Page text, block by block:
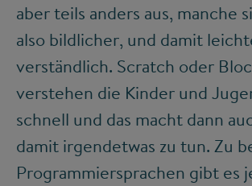
aber teils anders aus, manche
also bildlicher, und damit
verständlich. Scratch oder
verstehen die Kinder und
schnell und das macht dann
damit irgendetwas zu tun. Zu
Programmiersprachen gibt es